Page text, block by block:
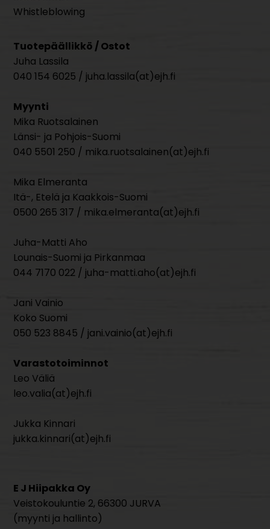
Whistleblowing
Tuotepäällikkö / Ostot
Juha Lassila
040 154 6025 / juha.lassila(at)ejh.fi
Myynti
Mika Ruotsalainen
Länsi- ja Pohjois-Suomi
040 5501 250 / mika.ruotsalainen(at)ejh.fi
Mika Elmeranta
Itä-, Etelä ja Kaakkois-Suomi
0500 265 317 / mika.elmeranta(at)ejh.fi
Juha-Matti Aho
Lounais-Suomi ja Pirkanmaa
044 7170 022 / juha-matti.aho(at)ejh.fi
Jani Vainio
Koko Suomi
050 523 8845 / jani.vainio(at)ejh.fi
Varastotoiminnot
Leo Väliä
leo.valia(at)ejh.fi
Jukka Kinnari
jukka.kinnari(at)ejh.fi
E J Hiipakka Oy
Veistokouluntie 2, 66300 JURVA
(myynti ja hallinto)